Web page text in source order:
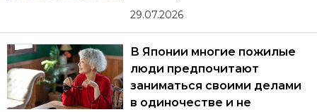
29.07.2026
В Японии многие пожилые
люди предпочитают
заниматься своими делами
в одиночестве и не